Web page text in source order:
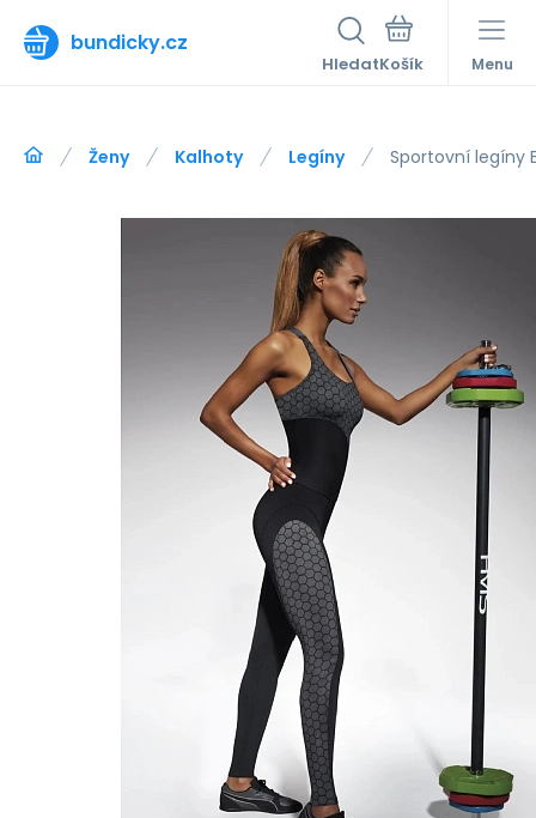
bundicky.cz
Hledat Menu
Ženy Kalhoty Legíny Sportovní legíny